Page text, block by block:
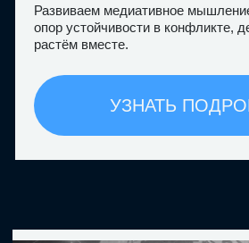
о проекте
мы в соцсетях
TELEGRAM
О КОМПАНИИ
АКСЕЛЕРАТОР